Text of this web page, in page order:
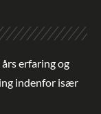
erfaring og
indenfor især